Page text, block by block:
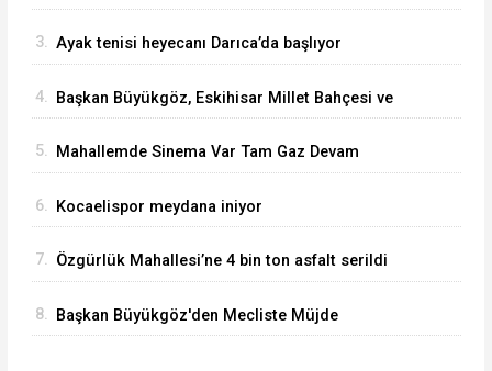
3. Ayak tenisi heyecanı Darıca’da başlıyor
4. Başkan Büyükgöz, Eskihisar Millet Bahçesi ve
5. Mahallemde Sinema Var Tam Gaz Devam
6. Kocaelispor meydana iniyor
7. Özgürlük Mahallesi’ne 4 bin ton asfalt serildi
8. Başkan Büyükgöz'den Mecliste Müjde